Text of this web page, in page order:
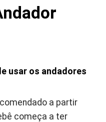
usar os andadores
a partir
começa a ter